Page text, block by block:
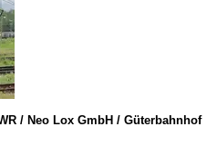
/ Neo Lox GmbH / Güterbahnhof